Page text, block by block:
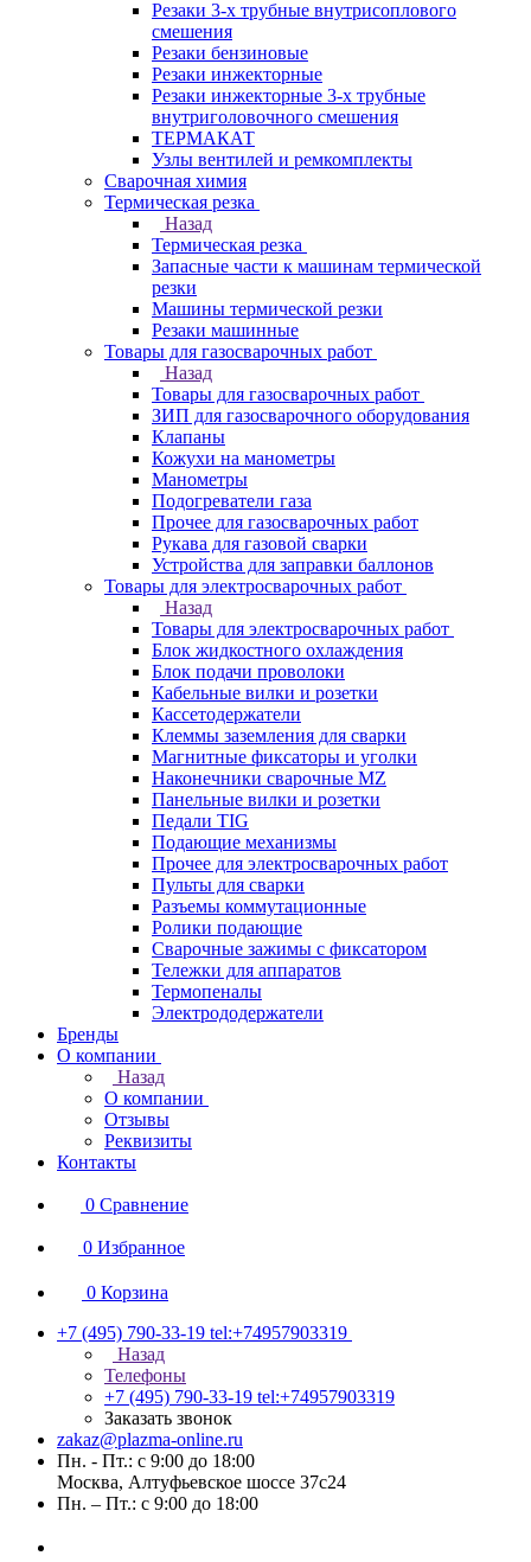
Резаки 3-х трубные внутрисоплового
смешения
Резаки бензиновые
Резаки инжекторные
Резаки инжекторные 3-х трубные
внутриголовочного смешения
ТЕРМАКАТ
Узлы вентилей и ремкомплекты
Сварочная химия
Термическая резка
Назад
Термическая резка
Запасные части к машинам термической
резки
Машины термической резки
Резаки машинные
Товары для газосварочных работ
Назад
Товары для газосварочных работ
ЗИП для газосварочного оборудования
Клапаны
Кожухи на манометры
Манометры
Подогреватели газа
Прочее для газосварочных работ
Рукава для газовой сварки
Устройства для заправки баллонов
Товары для электросварочных работ
Назад
Товары для электросварочных работ
Блок жидкостного охлаждения
Блок подачи проволоки
Кабельные вилки и розетки
Кассетодержатели
Клеммы заземления для сварки
Магнитные фиксаторы и уголки
Наконечники сварочные MZ
Панельные вилки и розетки
Педали TIG
Подающие механизмы
Прочее для электросварочных работ
Пульты для сварки
Разъемы коммутационные
Ролики подающие
Сварочные зажимы с фиксатором
Тележки для аппаратов
Термопеналы
Электрододержатели
Бренды
О компании
Назад
О компании
Отзывы
Реквизиты
Контакты
0 Сравнение
0 Избранное
0 Корзина
+7 (495) 790-33-19 tel:+74957903319
Назад
Телефоны
+7 (495) 790-33-19 tel:+74957903319
Заказать звонок
zakaz@plazma-online.ru
Пн. - Пт.: с 9:00 до 18:00
Москва, Алтуфьевское шоссе 37с24
Пн. – Пт.: с 9:00 до 18:00